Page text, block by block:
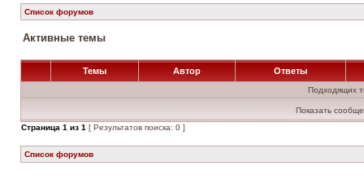
Список форумов
Активные темы
Темы Автор Ответы
Подходящих
Показать
Страница 1 из 1 [ Результатов поиска: 0 ]
Список форумов